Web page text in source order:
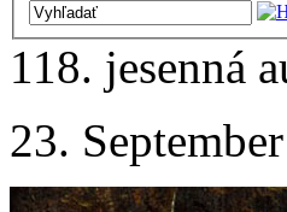
118. jesenná
23.